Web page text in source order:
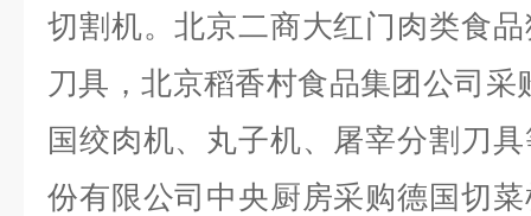
切割机。北京二商大红门肉类食
刀具，北京稻香村食品集团公司
国绞肉机、丸子机、屠宰分割刀
份有限公司中央厨房采购德国切